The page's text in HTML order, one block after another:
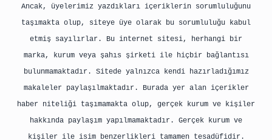
Ancak, üyelerimiz yazdıkları içeriklerin sorumluluğunu
taşımakta olup, siteye üye olarak bu sorumluluğu kabul
etmiş sayılırlar. Bu internet sitesi, herhangi bir
marka, kurum veya şahıs şirketi ile hiçbir bağlantısı
bulunmamaktadır. Sitede yalnızca kendi hazırladığımız
makaleler paylaşılmaktadır. Burada yer alan içerikler
haber niteliği taşımamakta olup, gerçek kurum ve kişiler
hakkında paylaşım yapılmamaktadır. Gerçek kurum ve
kişiler ile isim benzerlikleri tamamen tesadüfidir.